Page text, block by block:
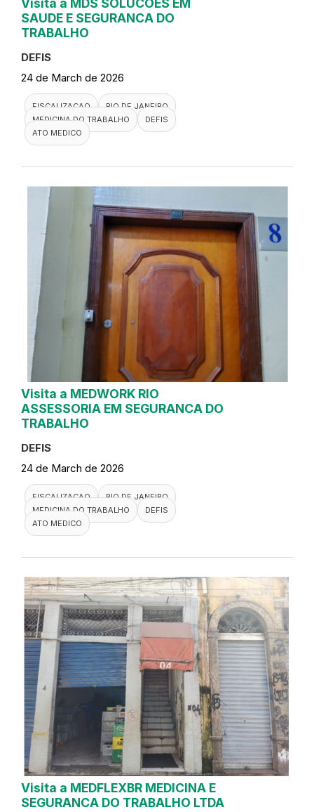
Visita a MDS SOLUCOES EM
SAUDE E SEGURANCA DO
TRABALHO
DEFIS
24 de March de 2026
FISCALIZACAO
RIO DE JANEIRO
MEDICINA DO TRABALHO
DEFIS
ATO MEDICO
Visita a MEDWORK RIO
ASSESSORIA EM SEGURANCA DO
TRABALHO
DEFIS
24 de March de 2026
FISCALIZACAO
RIO DE JANEIRO
MEDICINA DO TRABALHO
DEFIS
ATO MEDICO
Visita a MEDFLEXBR MEDICINA E
SEGURANCA DO TRABALHO LTDA